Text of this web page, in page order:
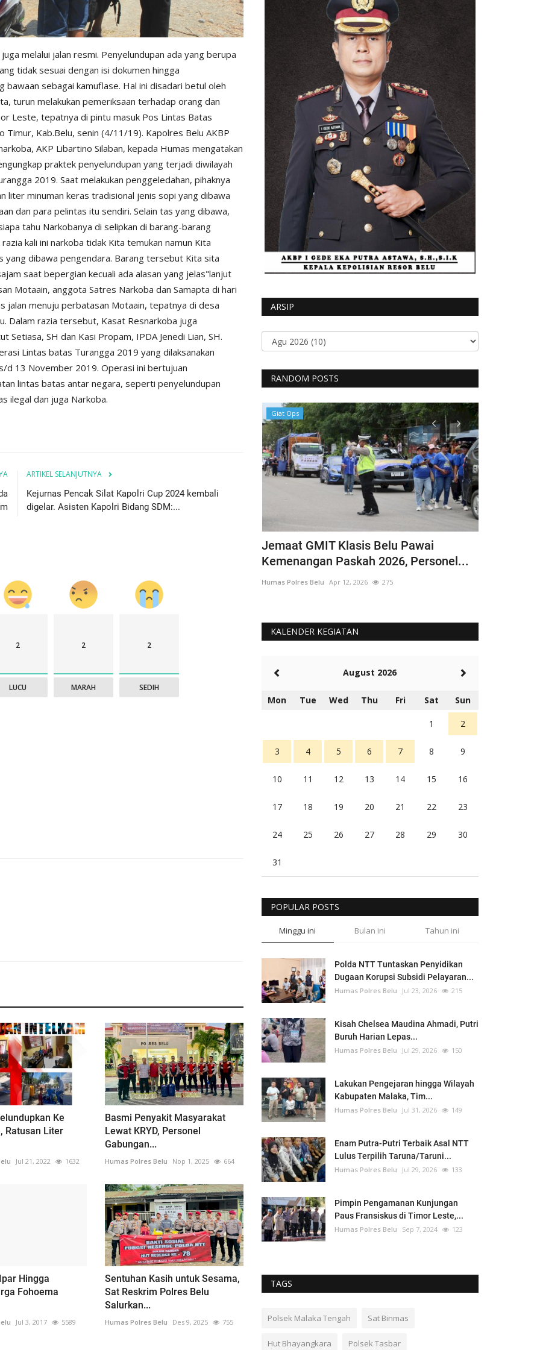
melalui jalan resmi. Penyelundupan ada yang berupa
tidak sesuai dengan isi dokumen hingga
bawaan sebagai kamuflase. Hal ini disadari betul oleh
turun melakukan pemeriksaan terhadap orang dan
Leste, tepatnya di pintu masuk Pos Lintas Batas
Timur, Kab.Belu, senin (4/11/19). Kapolres Belu AKBP
AKP Libartino Silaban, kepada Humas mengatakan
praktek penyelundupan yang terjadi diwilayah
2019. Saat melakukan penggeledahan, pihaknya
liter minuman keras tradisional jenis sopi yang dibawa
dan para pelintas itu sendiri. Selain tas yang dibawa,
tahu Narkobanya di selipkan di barang-barang
kali ini narkoba tidak Kita temukan namun Kita
yang dibawa pengendara. Barang tersebut Kita sita
saat bepergian kecuali ada alasan yang jelas"lanjut
Motaain, anggota Satres Narkoba dan Samapta di hari
jalan menuju perbatasan Motaain, tepatnya di desa
Dalam razia tersebut, Kasat Resnarkoba juga
SH dan Kasi Propam, IPDA Jenedi Lian, SH.
Lintas batas Turangga 2019 yang dilaksanakan
d 13 November 2019. Operasi ini bertujuan
lintas batas antar negara, seperti penyelundupan
ilegal dan juga Narkoba.
ARTIKEL SELANJUTNYA
Kejurnas Pencak Silat Kapolri Cup 2024 kembali
digelar. Asisten Kapolri Bidang SDM:...
2
LUCU
2
MARAH
2
SEDIH
Ke
Ratusan Liter
Jul 21, 2022 1632
Basmi Penyakit Masyarakat
Lewat KRYD, Personel
Gabungan...
Humas Polres Belu Nop 1, 2025 664
Hingga
Fohoema
Jul 3, 2017 5589
Sentuhan Kasih untuk Sesama,
Sat Reskrim Polres Belu
Salurkan...
Humas Polres Belu Des 9, 2025 755
ARSIP
RANDOM POSTS
Humas Polres Belu Jun 30, 2020
Giat Ops
Jemaat GMIT Klasis Belu Pawai
Kemenangan Paskah 2026, Personel...
Humas Polres Belu Apr 12, 2026 275
KALENDER KEGIATAN
August 2026
Mon Tue Wed Thu Fri Sat Sun
1 2
3 4 5 6 7 8 9
10 11 12 13 14 15 16
17 18 19 20 21 22 23
24 25 26 27 28 29 30
31
POPULAR POSTS
Minggu ini Bulan ini Tahun ini
Polda NTT Tuntaskan Penyidikan
Dugaan Korupsi Subsidi Pelayaran...
Humas Polres Belu Jul 23, 2026 215
Kisah Chelsea Maudina Ahmadi, Putri
Buruh Harian Lepas...
Humas Polres Belu Jul 29, 2026 150
Lakukan Pengejaran hingga Wilayah
Kabupaten Malaka, Tim...
Humas Polres Belu Jul 31, 2026 149
Enam Putra-Putri Terbaik Asal NTT
Lulus Terpilih Taruna/Taruni...
Humas Polres Belu Jul 29, 2026 133
Pimpin Pengamanan Kunjungan
Paus Fransiskus di Timor Leste,...
Humas Polres Belu Sep 7, 2024 123
TAGS
Polsek Malaka Tengah Sat Binmas
Hut Bhayangkara Polsek Tasbar